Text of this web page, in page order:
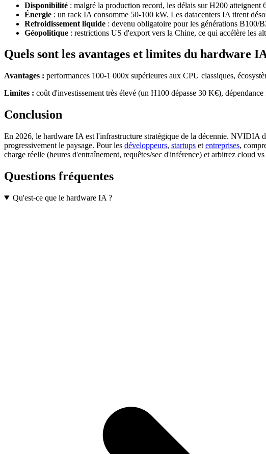
Disponibilité : malgré la production record, les délais sur H200 atteignent
Énergie : un rack IA consomme 50-100 kW. Les datacenters IA tirent
Refroidissement liquide : devenu obligatoire pour les générations B100/
Géopolitique : restrictions US d'export vers la Chine, ce qui accélère les
Quels sont les avantages et limites du hardware
Avantages : performances 100-1 000x supérieures aux CPU classiques,
Limites : coût d'investissement très élevé (un H100 dépasse 30 K€),
Conclusion
En 2026, le hardware IA est l'infrastructure stratégique de la décennie. NVIDIA
progressivement le paysage. Pour les développeurs, startups et entreprises,
charge réelle (heures d'entraînement, requêtes/sec d'inférence) et arbitrez cloud
Questions fréquentes
Qu'est-ce que le hardware IA ?